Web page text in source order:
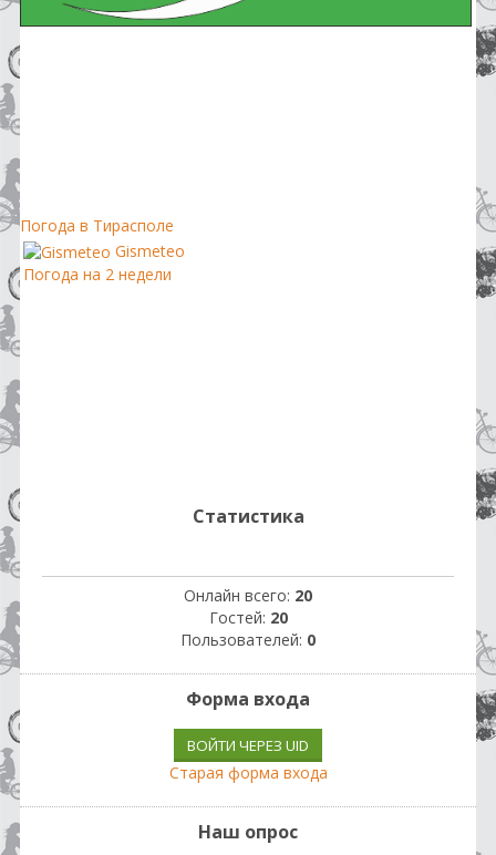
Погода в Тирасполе
Gismeteo
Погода на 2 недели
Статистика
Онлайн всего: 20
Гостей: 20
Пользователей: 0
Форма входа
ВОЙТИ ЧЕРЕЗ UID
Старая форма входа
Наш опрос